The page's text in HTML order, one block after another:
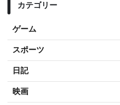
カテゴリー
ゲーム
スポーツ
日記
映画